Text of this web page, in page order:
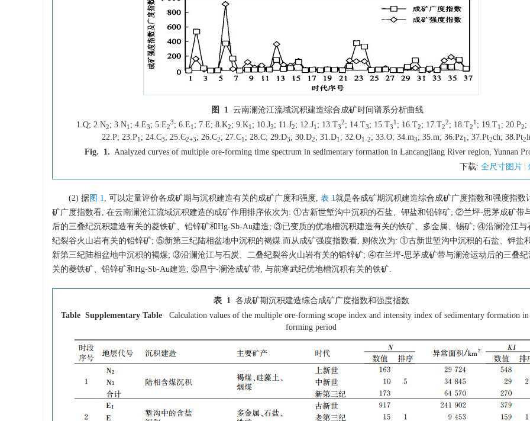
图 1 云南澜沧江流域沉积建造综合成矿时间谱系分析曲线
1.Q; 2.N2; 3.N1 ; 4.E3; 5.E2
3; 6.E1 ; 7.E; 8.K2; 9.K1 ; 10.J3; 11.J2; 12.J1 ; 13.T3
2; 14.T3; 15.T3
1 ; 16.T2; 17.T2
2; 18.T2
1 ; 19.T1 ; 20.P2;
22.P; 23.P1 ; 24.C3; 25.C2+3; 26.C2; 27.C1 ; 28.C; 29.D3; 30.D2; 31.D1 ; 32.O1-2; 33.O; 34.m3; 35.m; 36.Pz1 ; 37.Pt2ch; 38.Pt2
Fig. 1. Analyzed curves of multiple ore-forming time spectrum in sedimentary formation in Lancangjiang River region, Yunnan
下载: 全尺寸图片
(2) 据图 1, 可以定量评价各成矿期与沉积建造有关的成矿广度和强度, 表 1就是各成矿期沉积建造综合成矿广度指数和强度指数
矿广度指数看, 在云南澜沧江流域沉积建造的成矿作用排序依次为: ①古新世堑沟中沉积的石盐、钾盐和铅锌矿; ②兰坪-思茅成矿带
后的三叠纪沉积建造有关的菱铁矿、铅锌矿和Hg-Sb-Au建造; ③已变质的优地槽沉积建造有关的铁矿、多金属、锡矿; ④沿澜沧江与
纪裂谷火山岩有关的铅锌矿; ⑤新第三纪陆相盆地中沉积的褐煤.而从成矿强度指数看, 则依次为: ①古新世堑沟中沉积的石盐、钾盐
新第三纪陆相盆地中沉积的褐煤; ③沿澜沧江与石炭、二叠纪裂谷火山岩有关的铅锌矿; ④在兰坪-思茅成矿带与澜沧运动后的三叠纪
关的菱铁矿、铅锌矿和Hg-Sb-Au建造; ⑤昌宁-澜沧成矿带, 与前寒武纪优地槽沉积有关的铁矿.
表 1 各成矿期沉积建造综合成矿广度指数和强度指数
Table Supplementary Table
Calculation values of the multiple ore-forming scope index and intensity index of sedimentary formation in
forming period